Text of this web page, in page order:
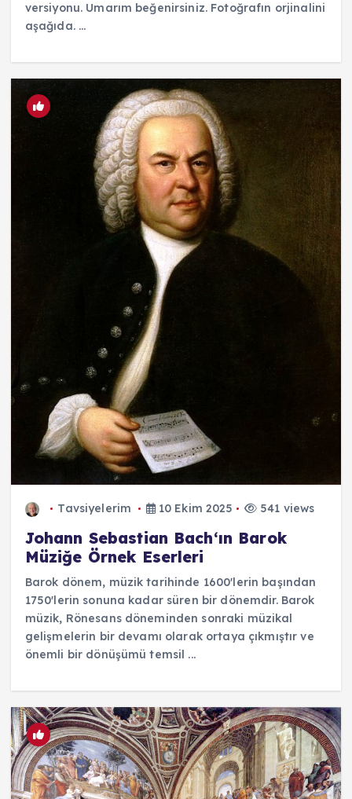
versiyonu. Umarım beğenirsiniz. Fotoğrafın orjinalini
aşağıda. ...
Tavsiyelerim 10 Ekim 2025 541 views
Johann Sebastian Bach‘ın Barok
Müziğe Örnek Eserleri
Barok dönem, müzik tarihinde 1600'lerin başından
1750'lerin sonuna kadar süren bir dönemdir. Barok
müzik, Rönesans döneminden sonraki müzikal
gelişmelerin bir devamı olarak ortaya çıkmıştır ve
önemli bir dönüşümü temsil ...